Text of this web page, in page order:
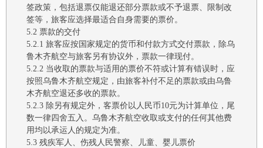
签政策，包括退票仅能退还部分票款或不予退票、
限制 改
签等 ， 旅客应选择最适合自身需要的票价。
5.2 票款的交付
5.2.1 旅客应按国家规定的货币和付款方式交付票款，除乌
鲁木齐航空与旅客另有协议外，票款一律现付。
5.2.2 当收取的票款与适用的票价不符或计算有错误时，应
按照乌鲁木齐航空规定，由旅客补付不足的票款或由乌鲁
木齐航空退还多收的票款。
5.2.3 除另有规定外， 客票价以人民币10元为计算单位，尾
数一律四舍五入。 乌鲁木齐航空收取或支付的任何其他费
用均以承运人的规定为准。
5.3 残疾军人、 伤残人民警察、儿童、婴儿票价